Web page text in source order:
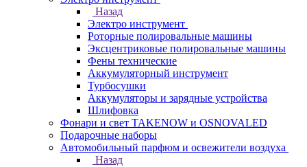
Назад
Электро инструмент
Роторные полировальные машины
Эксцентриковые полировальные машины
Фены технические
Аккумуляторный инструмент
Турбосушки
Аккумуляторы и зарядные устройства
Шлифовка
Фонари и свет TAKENOW и OSNOVALED
Подарочные наборы
Автомобильный парфюм и освежители воздуха
Назад